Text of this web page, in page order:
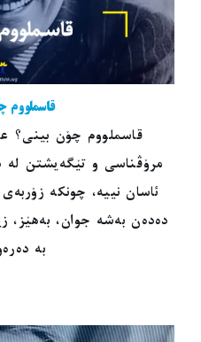
قاسملووم
قاسملووم چۆن بینی؟
مرۆڤناسی و تێگەیشتن لە
ئاسان نییە، چونکە
دەدەن بەشە جوان، بەهێز،
بە